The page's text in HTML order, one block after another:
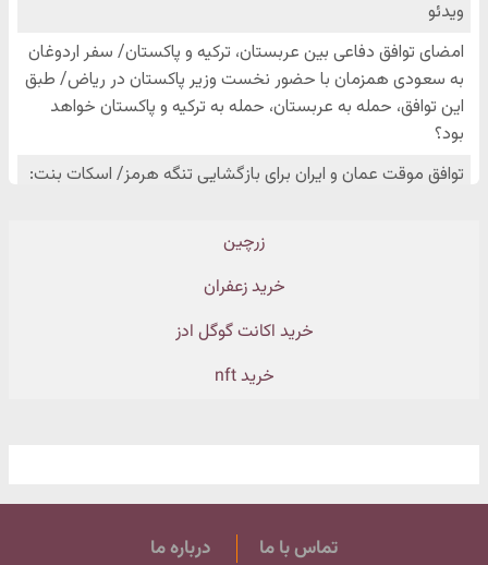
زرچین
خرید زعفران
خرید اکانت گوگل ادز
خرید nft
تماس با ما درباره ما